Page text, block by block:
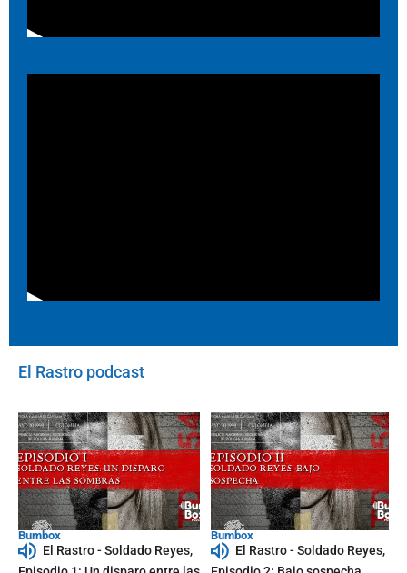
El Rastro podcast
Bumbox
El Rastro - Soldado Reyes,
Bumbox
El Rastro - Soldado Reyes,